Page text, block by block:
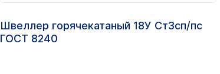
Швеллер горячекатаный 18У Ст3сп/пс
ГОСТ 8240